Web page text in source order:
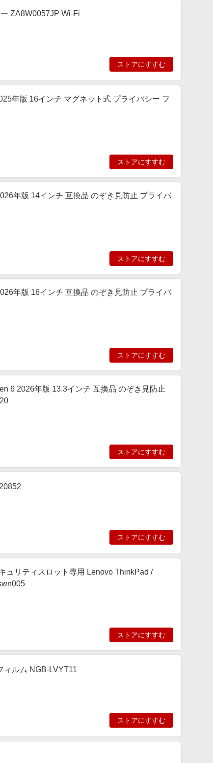
ZA8W0057JP Wi-Fi
ストアにすすむ
年版 16インチ マグネット式 プライバシー フ
ストアにすすむ
年版 14インチ 互換品 のぞき見防止 プライバ
ストアにすすむ
年版 16インチ 互換品 のぞき見防止 プライバ
ストアにすすむ
6 2026年版 13.3インチ 互換品 のぞき見防止
ストアにすすむ
ストアにすすむ
ュリティスロット専用 Lenovo ThinkPad /
ストアにすすむ
ィルム NGB-LVYT11
ストアにすすむ